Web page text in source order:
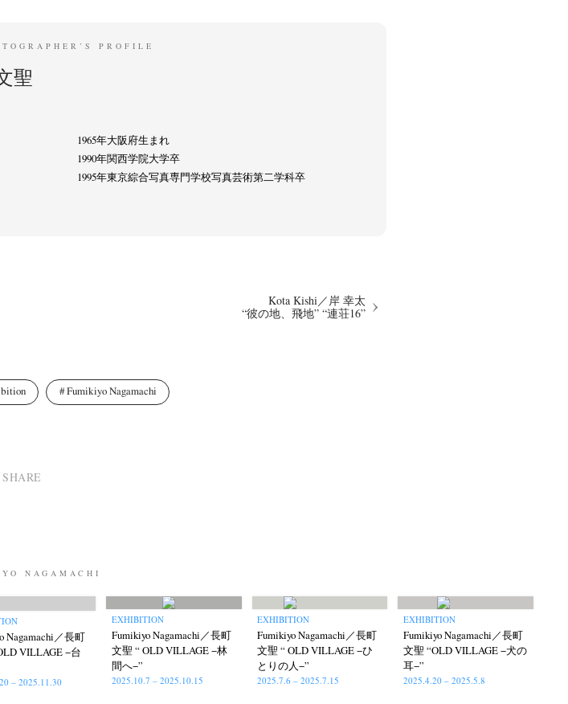
About
Bookstores Newsletter
PROFILE
聖
1965年大阪府生まれ
1990年関西学院大学卒
1995年東京綜合写真専門学校写真芸術第二学科卒
Kota Kishi／岸 幸太
“彼の地、飛地” “連荘16”
Fumikiyo Nagamachi
SHARE
NAGAMACHI
Nagamachi／長町
VILLAGE −台
– 2025.11.30
EXHIBITION
Fumikiyo Nagamachi／長町
文聖 “ OLD VILLAGE −林
間へ−”
2025.10.7 – 2025.10.15
EXHIBITION
Fumikiyo Nagamachi／長町
文聖 “ OLD VILLAGE −ひ
とりの人−”
2025.7.6 – 2025.7.15
EXHIBITION
Fumikiyo Nagamachi／長町
文聖 “OLD VILLAGE −犬の
耳−”
2025.4.20 – 2025.5.8